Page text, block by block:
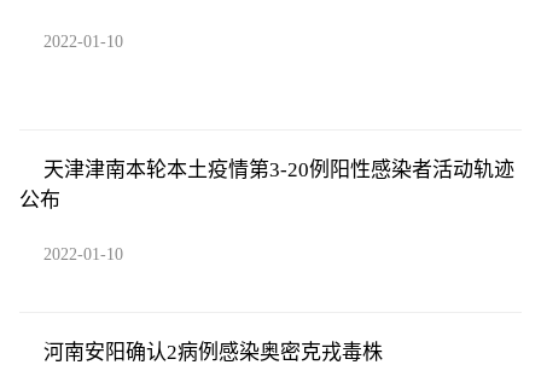
2022-01-10
天津津南本轮本土疫情第3-20例阳性感染者活动轨迹
公布
2022-01-10
河南安阳确认2病例感染奥密克戎毒株